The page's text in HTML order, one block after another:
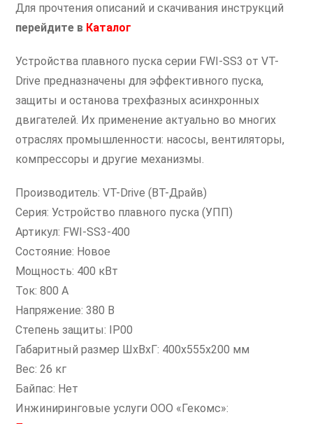
Для прочтения описаний и скачивания инструкций
перейдите в Каталог
Устройства плавного пуска серии FWI-SS3 от VT-
Drive предназначены для эффективного пуска,
защиты и останова трехфазных асинхронных
двигателей. Их применение актуально во многих
отраслях промышленности: насосы, вентиляторы,
компрессоры и другие механизмы.
Производитель: VT-Drive (ВТ-Драйв)
Серия: Устройство плавного пуска (УПП)
Артикул: FWI-SS3-400
Состояние: Новое
Мощность: 400 кВт
Ток: 800 А
Напряжение: 380 В
Степень защиты: IP00
Габаритный размер ШxВxГ: 400х555х200 мм
Вес: 26 кг
Байпас: Нет
Инжиниринговые услуги ООО «Гекомс»: